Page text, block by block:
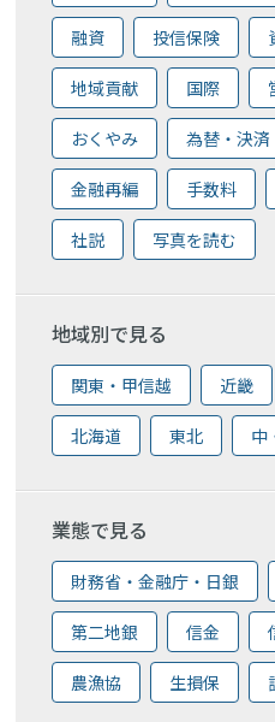
融資 投信保険
地域貢献 国際
おくやみ 為替・決済
金融再編 手数料
社説 写真を読む
地域別で見る
関東・甲信越 近畿
北海道 東北 中
業態で見る
財務省・金融庁・日銀
第二地銀 信金
農漁協 生損保